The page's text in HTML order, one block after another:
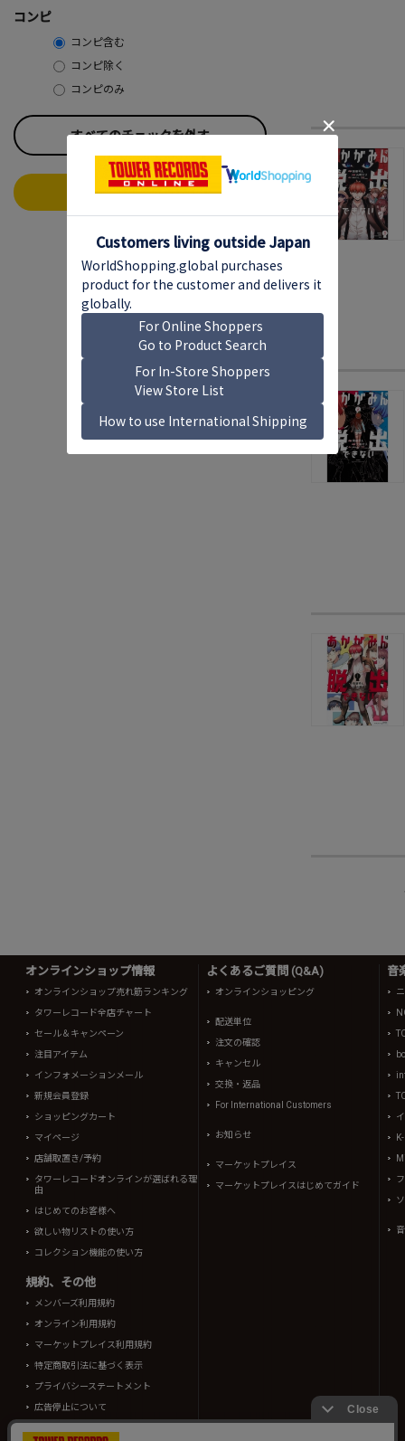
コンピ
コンピ含む
コンピ除く
コンピのみ
すべてのチェックを外す
この条件で絞り込む
オンラインショップ情報
オンラインショップ売れ筋ランキング
タワーレコード全店チャート
セール＆キャンペーン
注目アイテム
インフォメーションメール
新規会員登録
ショッピングカート
マイページ
店舗取置き/予約
タワーレコードオンラインが選ばれる理
由
はじめてのお客様へ
欲しい物リストの使い方
コレクション機能の使い方
規約、その他
メンバーズ利用規約
オンライン利用規約
マーケットプレイス利用規約
特定商取引法に基づく表示
プライバシーステートメント
広告停止について
よくあるご質問 (Q&A)
オンラインショッピング
配送単位
注文の確認
キャンセル
交換・返品
For International Customers
お知らせ
マーケットプレイス
マーケットプレイスはじめてガイド
音